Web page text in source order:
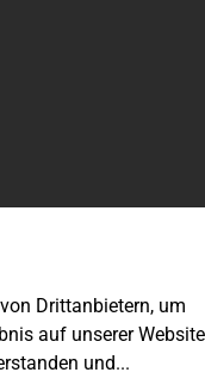
Drittanbietern, um
auf unserer Website
und...